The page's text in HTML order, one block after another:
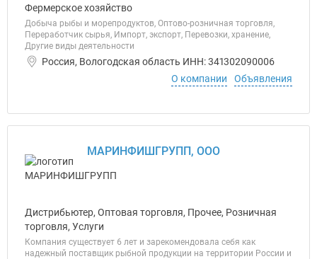
Фермерское хозяйство
Добыча рыбы и морепродуктов, Оптово-розничная торговля,
Переработчик сырья, Импорт, экспорт, Перевозки, хранение,
Другие виды деятельности
Россия, Вологодская область ИНН: 341302090006
О компании
Объявления
МАРИНФИШГРУПП, ООО
Дистрибьютер, Оптовая торговля, Прочее, Розничная
торговля, Услуги
Компания существует 6 лет и зарекомендовала себя как
надежный поставщик рыбной продукции на территории России и